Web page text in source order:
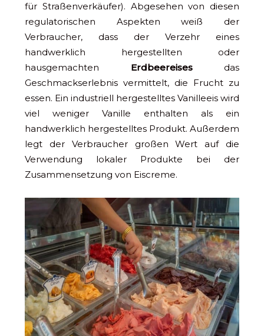
für Straßenverkäufer). Abgesehen von diesen
regulatorischen Aspekten weiß der
Verbraucher, dass der Verzehr eines
handwerklich hergestellten oder
hausgemachten Erdbeereisesdas
Geschmackserlebnis vermittelt, die Frucht zu
essen. Ein industriell hergestelltes Vanilleeis wird
viel weniger Vanille enthalten als ein
handwerklich hergestelltes Produkt. Außerdem
legt der Verbraucher großen Wert auf die
Verwendung lokaler Produkte bei der
Zusammensetzung von Eiscreme.